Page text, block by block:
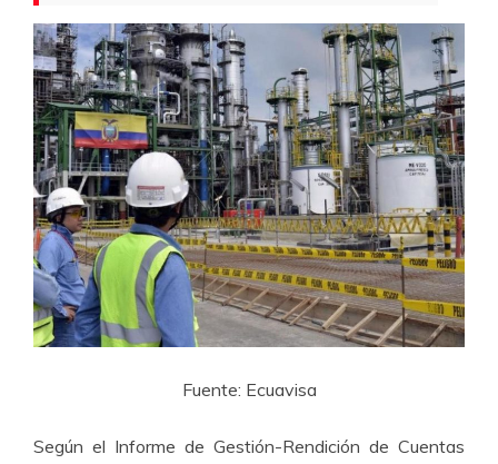
Fuente: Ecuavisa
Según el Informe de Gestión-Rendición de Cuentas